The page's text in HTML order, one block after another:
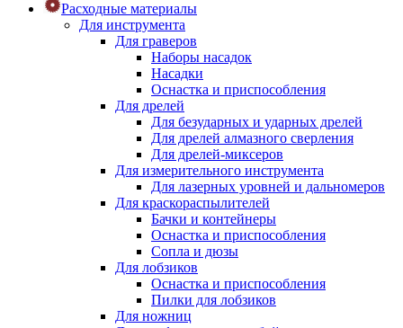
Расходные материалы
Для инструмента
Для граверов
Наборы насадок
Насадки
Оснастка и приспособления
Для дрелей
Для безударных и ударных дрелей
Для дрелей алмазного сверления
Для дрелей-миксеров
Для измерительного инструмента
Для лазерных уровней и дальномеров
Для краскораспылителей
Бачки и контейнеры
Оснастка и приспособления
Сопла и дюзы
Для лобзиков
Оснастка и приспособления
Пилки для лобзиков
Для ножниц